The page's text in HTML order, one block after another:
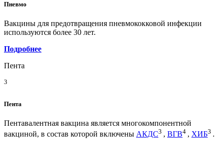
Пневмо
Вакцины для предотвращения пневмококковой инфекции
используются более 30 лет.
Подробнее
Пента
3
Пента
Пентавалентная вакцина является многокомпонентной
вакциной, в состав которой включены АКДС3 , ВГВ4 , ХИБ3 .